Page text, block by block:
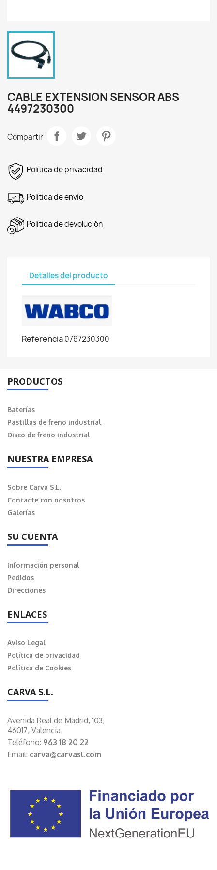
CABLE EXTENSION SENSOR ABS
4497230300
Compartir
Política de privacidad
Política de envío
Política de devolución
Detalles del producto
Referencia0767230300
PRODUCTOS
Baterías
Pastillas de freno industrial
Disco de freno industrial
NUESTRA EMPRESA
Sobre Carva S.L.
Contacte con nosotros
Galerías
SU CUENTA
Información personal
Pedidos
Direcciones
ENLACES
Aviso Legal
Política de privacidad
Política de Cookies
CARVA S.L.
Avenida Real de Madrid, 103,
46017, Valencia
Teléfono: 963 18 20 22
Email: carva@carvasl.com